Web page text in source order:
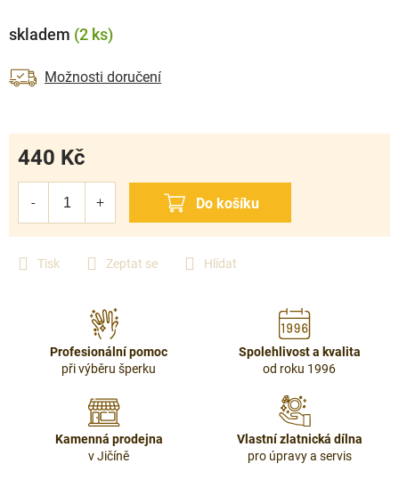
Tisk Zeptat se Hlídat
skladem (2 ks)
Možnosti doručení
440 Kč
Profesionální pomoc
při výběru šperku
Spolehlivost a kvalita
od roku 1996
Kamenná prodejna
v Jičíně
Vlastní zlatnická dílna
pro úpravy a servis